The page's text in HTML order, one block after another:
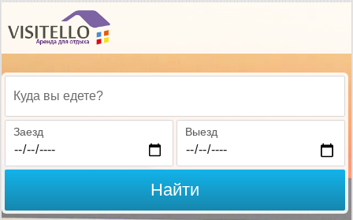
Куда вы едете?
Заезд Выезд
Найти